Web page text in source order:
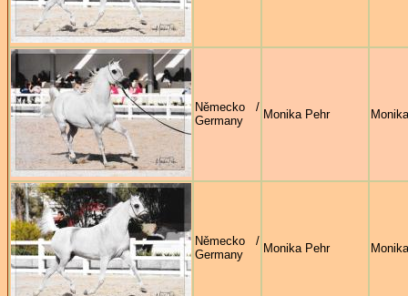
Německo /
Germany
Monika Pehr
Německo /
Germany
Monika Pehr